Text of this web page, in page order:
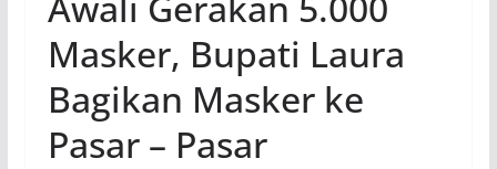
Masker, Bupati Laura
Bagikan Masker ke
Pasar – Pasar